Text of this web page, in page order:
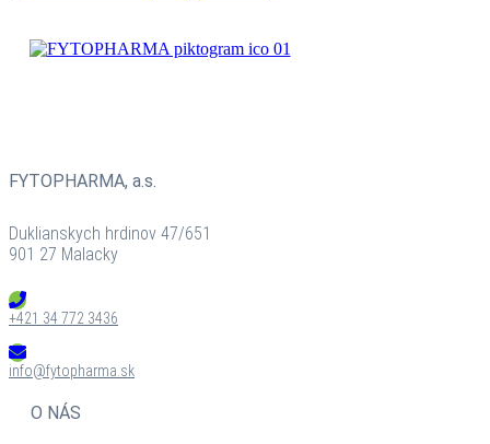
FYTOPHARMA, a.s.
Duklianskych hrdinov 47/651
901 27 Malacky
+421 34 772 3436
info@fytopharma.sk
O NÁS